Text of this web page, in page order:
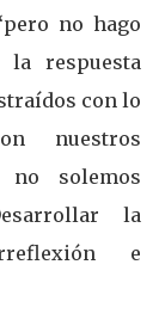
no hago
respuesta
con lo
nuestros
no solemos
la
e